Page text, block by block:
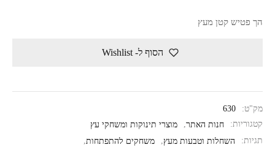
הך פטיש קטן מעץ
הסוף ל- Wishlist
מק"ט:
630
קטגוריות:
חנות האתר,
מוצרי תינוקות ומשחקי עץ
תגיות:
השחלות וטבעות מעץ, משחקים להתפתחות,